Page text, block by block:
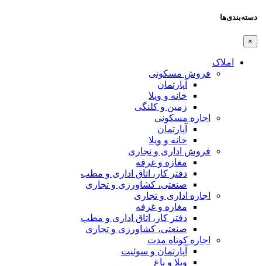
دسته‌بندی‌ها
×
املاک
فروش مسکونی
آپارتمان
خانه و ویلا
زمین و کلنگی
اجاره مسکونی
آپارتمان
خانه و ویلا
فروش اداری و تجاری
مغازه و غرفه
دفتر کار، اتاق اداری و مطب
صنعتی،‌ کشاورزی و تجاری
اجاره اداری و تجاری
مغازه و غرفه
دفتر کار، اتاق اداری و مطب
صنعتی،‌ کشاورزی و تجاری
اجاره کوتاه مدت
آپارتمان و سوئیت
ویلا و باغ